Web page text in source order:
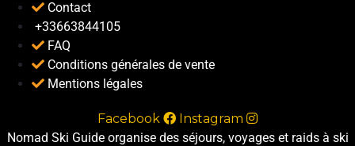
Contact
+33663844105
FAQ
Conditions générales de vente
Mentions légales
Facebook
Instagram
Nomad Ski Guide organise des séjours, voyages et raids à ski